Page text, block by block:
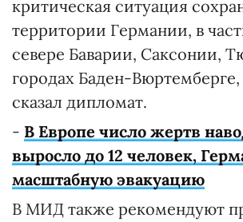
критическая ситуация
территории Германии, в
севере Баварии, Саксонии,
городах Баден-
сказал дипломат.
- В Европе число жертв
выросло до 12 человек,
масштабную эвакуацию
В МИД также рекомендуют